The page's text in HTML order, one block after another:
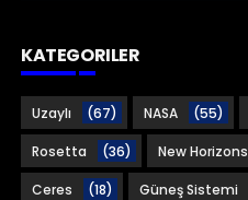
KATEGORILER
Uzaylı (67) NASA (55)
Rosetta (36) New Horizons
Ceres (18) Güneş Sistemi